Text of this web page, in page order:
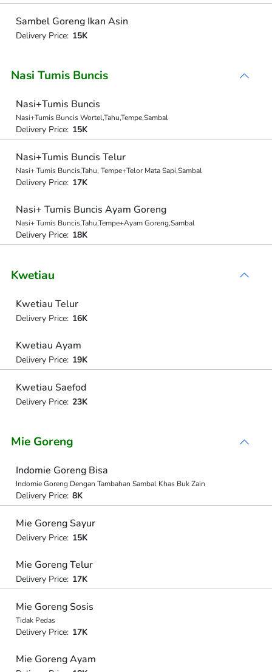
Sambel Goreng Ikan Asin
Delivery Price: 15K
Nasi Tumis Buncis
Nasi+Tumis Buncis
Nasi+Tumis Buncis Wortel,Tahu,Tempe,Sambal
Delivery Price: 15K
Nasi+Tumis Buncis Telur
Nasi+ Tumis Buncis,Tahu, Tempe+Telor Mata Sapi,Sambal
Delivery Price: 17K
Nasi+ Tumis Buncis Ayam Goreng
Nasi+ Tumis Buncis,Tahu,Tempe+Ayam Goreng,Sambal
Delivery Price: 18K
Kwetiau
Kwetiau Telur
Delivery Price: 16K
Kwetiau Ayam
Delivery Price: 19K
Kwetiau Saefod
Delivery Price: 23K
Mie Goreng
Indomie Goreng Bisa
Indomie Goreng Dengan Tambahan Sambal Khas Buk Zain
Delivery Price: 8K
Mie Goreng Sayur
Delivery Price: 15K
Mie Goreng Telur
Delivery Price: 17K
Mie Goreng Sosis
Tidak Pedas
Delivery Price: 17K
Mie Goreng Ayam